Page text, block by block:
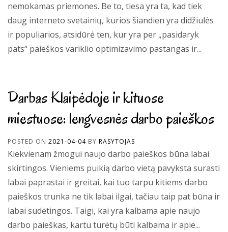
nemokamas priemones. Be to, tiesa yra ta, kad tiek
daug interneto svetainių, kurios šiandien yra didžiulės
ir populiarios, atsidūrė ten, kur yra per „pasidaryk
pats“ paieškos variklio optimizavimo pastangas ir...
Darbas Klaipėdoje ir kituose
miestuose: lengvesnės darbo paieškos
POSTED ON 2021-04-04 BY RASYTOJAS
Kiekvienam žmogui naujo darbo paieškos būna labai
skirtingos. Vieniems puikią darbo vietą pavyksta surasti
labai paprastai ir greitai, kai tuo tarpu kitiems darbo
paieškos trunka ne tik labai ilgai, tačiau taip pat būna ir
labai sudėtingos. Taigi, kai yra kalbama apie naujo
darbo paieškas, kartu turėtų būti kalbama ir apie...